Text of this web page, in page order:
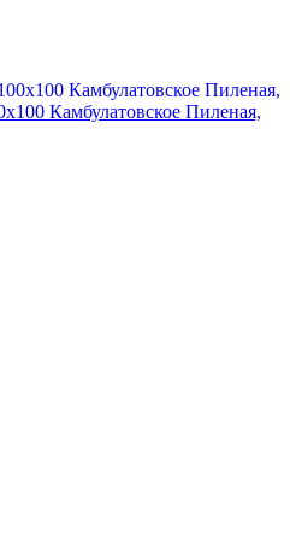
Камбулатовское Пиленая,